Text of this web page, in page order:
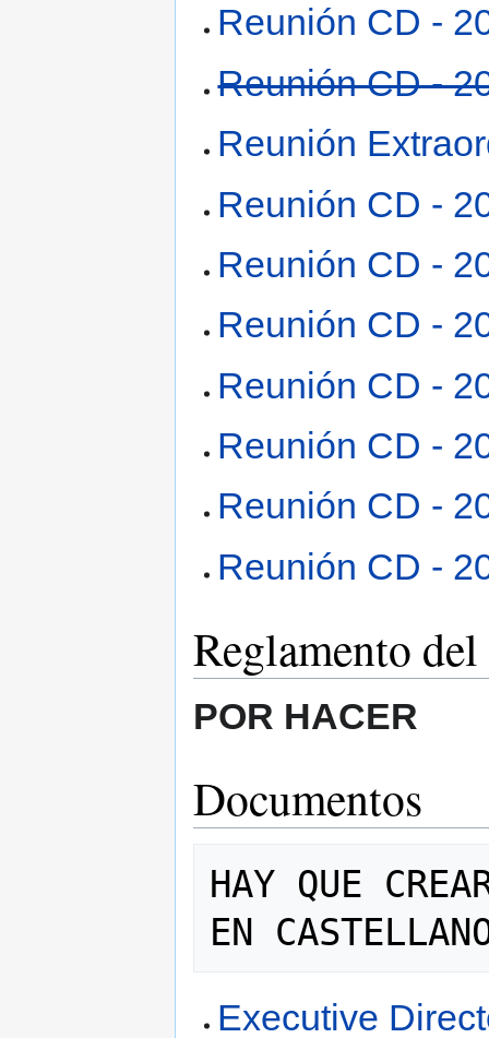
Reunión CD -
Reunión CD -
Reunión
Reunión CD -
Reunión CD -
Reunión CD -
Reunión CD -
Reunión CD -
Reunión CD -
Reunión CD -
Reglamento
POR HACER
Documentos
HAY QUE
Executive